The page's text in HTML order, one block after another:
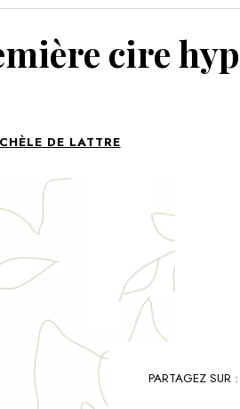
cire
DE LATTRE
PARTAGEZ SUR :